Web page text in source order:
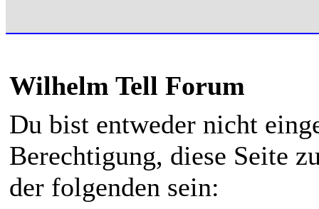
Wilhelm Tell Forum
Du bist entweder nicht
Berechtigung, diese Seite
der folgenden sein: